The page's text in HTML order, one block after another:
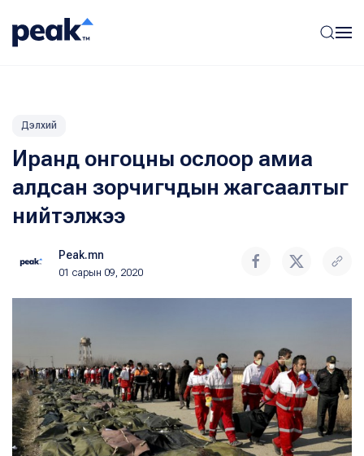
Дэлхий
Иранд онгоцны ослоор амиа
алдсан зорчигчдын жагсаалтыг
нийтэлжээ
Peak.mn
01 сарын 09, 2020